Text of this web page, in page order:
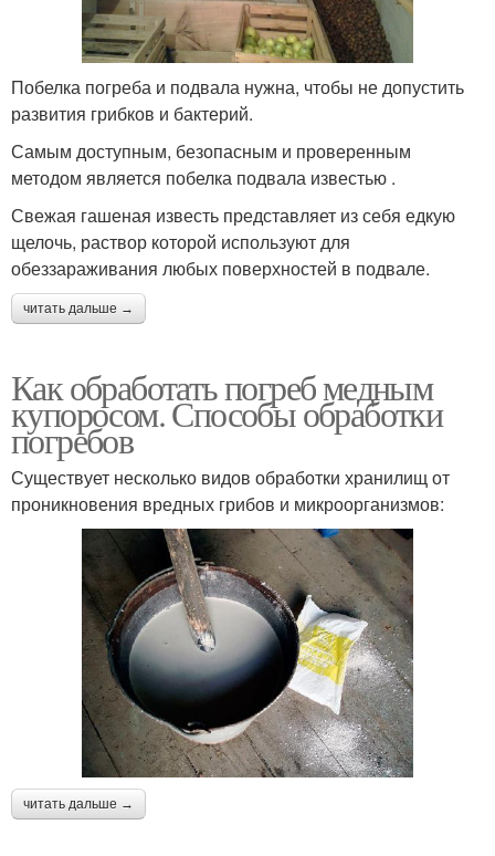
Побелка погреба и подвала нужна, чтобы не допустить
развития грибков и бактерий.
Самым доступным, безопасным и проверенным
методом является побелка подвала известью .
Свежая гашеная известь представляет из себя едкую
щелочь, раствор которой используют для
обеззараживания любых поверхностей в подвале.
читать дальше →
Как обработать погреб медным
купоросом. Способы обработки
погребов
Существует несколько видов обработки хранилищ от
проникновения вредных грибов и микроорганизмов:
читать дальше →